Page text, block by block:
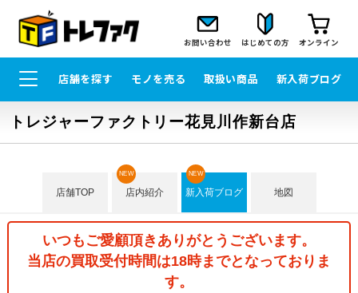
お問い合わせ はじめての方 オンライン
店舗を探す モノを売る 取扱い商品 新入荷ブログ
トレジャーファクトリー花見川作新台店
店舗TOP 店内紹介
NEW
新入荷ブログ
NEW
地図
いつもご愛顧頂きありがとうございます。
当店の買取受付時間は18時までとなっておりま
す。